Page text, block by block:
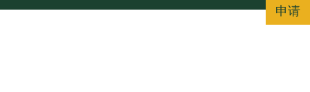
申请